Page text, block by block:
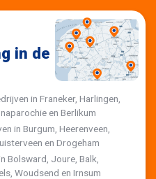
in de
in Franeker, Harlingen,
en Berlikum
in Burgum, Heerenveen,
en Drogeham
Bolsward, Joure, Balk,
Woudsend en Irnsum